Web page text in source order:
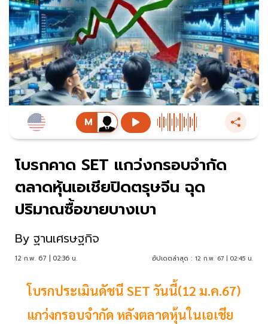
โบรกคาด SET แกว่งกรอบจำกัด
ตลาดหุ้นเอเชียปิดตรุษจีน ฉุด
ปริมาณซื้อขายบางเบา
By ฐานเศรษฐกิจ
12 ก.พ. 67 | 02:36 น. อัปเดตล่าสุด : 12 ก.พ. 67 | 02:45 น.
โบรกประเมินดัชนี SET วันนี้(12 ม.ค.67)
แกว่งกรอบจำกัด หลังตลาดหุ้นในเอเชีย